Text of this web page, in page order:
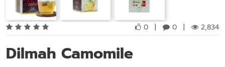
0 | 0 | 2,834
Dilmah Camomile